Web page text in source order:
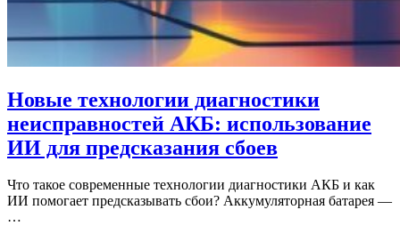
Новые технологии диагностики
неисправностей АКБ: использование
ИИ для предсказания сбоев
Что такое современные технологии диагностики АКБ и как
ИИ помогает предсказывать сбои? Аккумуляторная батарея —
…